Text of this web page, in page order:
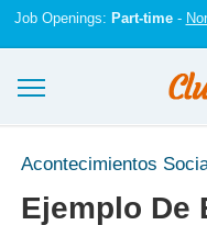
Job Openings: Part-time-
Ensayos y trabajos
Registrarse
Acontecimientos
Ejemplo De